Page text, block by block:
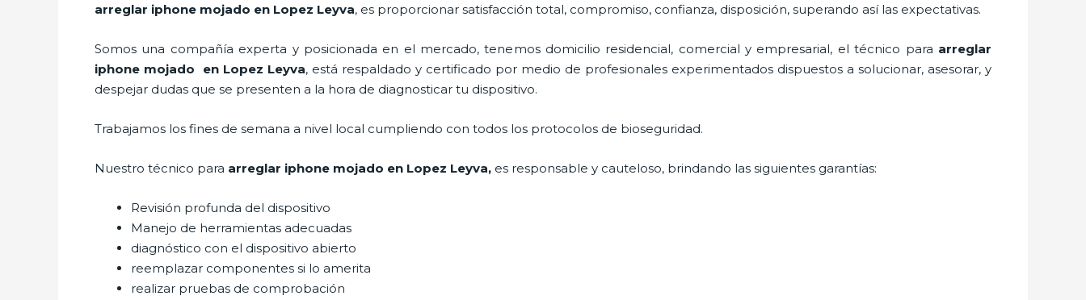
arreglar iphone mojado en Lopez Leyva, es proporcionar satisfacción total, compromiso, confianza, disposición, superando así las expectativas.
Somos una compañía experta y posicionada en el mercado, tenemos domicilio residencial, comercial y empresarial, el técnico para arreglar
iphone mojado en Lopez Leyva, está respaldado y certificado por medio de profesionales experimentados dispuestos a solucionar, asesorar, y
despejar dudas que se presenten a la hora de diagnosticar tu dispositivo.
Trabajamos los fines de semana a nivel local cumpliendo con todos los protocolos de bioseguridad.
Nuestro técnico para arreglar iphone mojado en Lopez Leyva, es responsable y cauteloso, brindando las siguientes garantías:
Revisión profunda del dispositivo
Manejo de herramientas adecuadas
diagnóstico con el dispositivo abierto
reemplazar componentes si lo amerita
realizar pruebas de comprobación